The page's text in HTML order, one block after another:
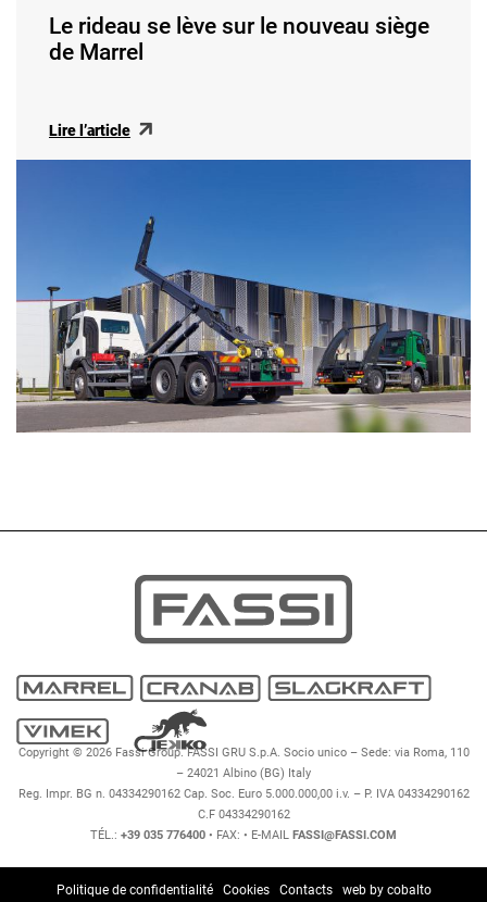
Le rideau se lève sur le nouveau siège
de Marrel
Lire l’article
Copyright © 2026 Fassi Group. FASSI GRU S.p.A. Socio unico – Sede: via Roma, 110
– 24021 Albino (BG) Italy
Reg. Impr. BG n. 04334290162 Cap. Soc. Euro 5.000.000,00 i.v. – P. IVA 04334290162
C.F 04334290162
TÉL.: +39 035 776400 • FAX: • E-MAIL FASSI@FASSI.COM
Politique de confidentialité- Cookies- Contacts- web by cobalto